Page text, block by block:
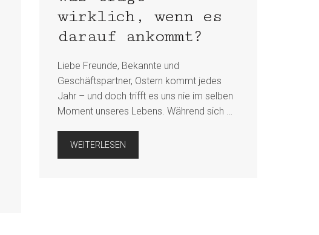
wirklich, wenn es
darauf ankommt?
Liebe Freunde, Bekannte und
Geschäftspartner, Ostern kommt jedes
Jahr – und doch trifft es uns nie im selben
Moment unseres Lebens. Während sich …
WEITERLESEN